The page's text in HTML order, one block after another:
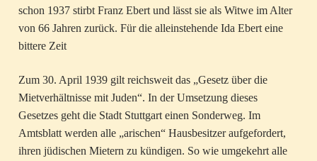
schon 1937 stirbt Franz Ebert und lässt sie als Witwe im Alter
von 66 Jahren zurück. Für die alleinstehende Ida Ebert eine
bittere Zeit
Zum 30. April 1939 gilt reichsweit das „Gesetz über die
Mietverhältnisse mit Juden“. In der Umsetzung dieses
Gesetzes geht die Stadt Stuttgart einen Sonderweg. Im
Amtsblatt werden alle „arischen“ Hausbesitzer aufgefordert,
ihren jüdischen Mietern zu kündigen. So wie umgekehrt alle